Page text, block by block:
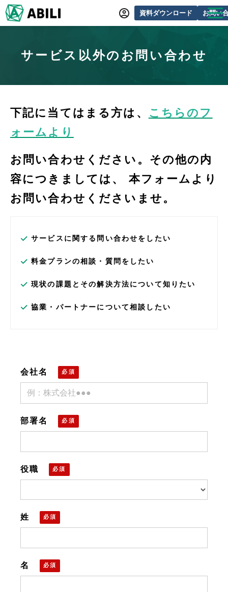
資料ダウンロード お問い
サービス一覧
動画制作事例
セミナー・イベント情報
できるをふやす研究所
よくあるご質問
サービス以外のお問い合わせ
下記に当てはまる方は、 こちらのフ
ォームより
お問い合わせください。その他の内
容につきましては、 本フォームより
お問い合わせくださいませ。
サービスに関する問い合わせをしたい
料金プランの相談・質問をしたい
現状の課題とその解決方法について知りたい
協業・パートナーについて相談したい
会社名
部署名
役職
姓
名